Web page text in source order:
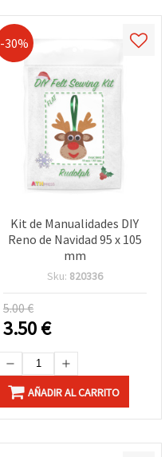
-30%
Kit de Manualidades DIY
Reno de Navidad 95 x 105
mm
Sku: 820336
5.00 €
3.50€
AÑADIR AL CARRITO